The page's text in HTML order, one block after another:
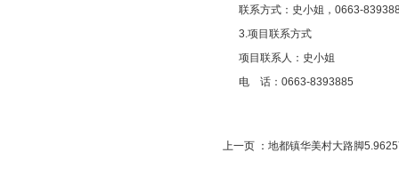
联系方式：史小姐
3.项目联系方式
项目联系人：史小姐
电 话：0663-8393885
上一页 ： 地都镇华美村大路脚